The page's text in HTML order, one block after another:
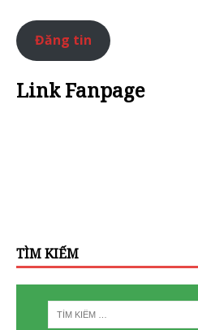
Đăng tin
Link Fanpage
TÌM KIẾM